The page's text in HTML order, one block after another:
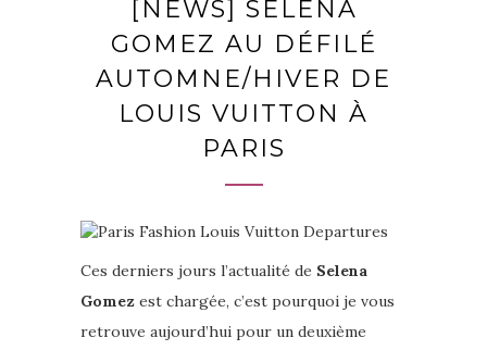
[NEWS] SELENA
GOMEZ AU DÉFILÉ
AUTOMNE/HIVER DE
LOUIS VUITTON À
PARIS
Ces derniers jours l’actualité de Selena
Gomez est chargée, c’est pourquoi je vous
retrouve aujourd’hui pour un deuxième